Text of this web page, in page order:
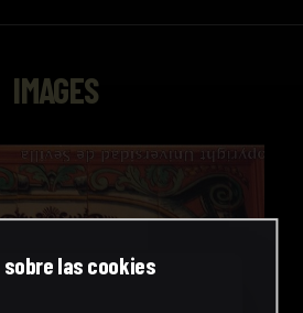
IMAGES
las cookies